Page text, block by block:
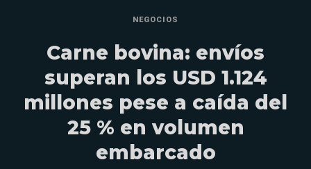
NEGOCIOS
Carne bovina: envíos
superan los USD 1.124
millones pese a caída del
25 % en volumen
embarcado